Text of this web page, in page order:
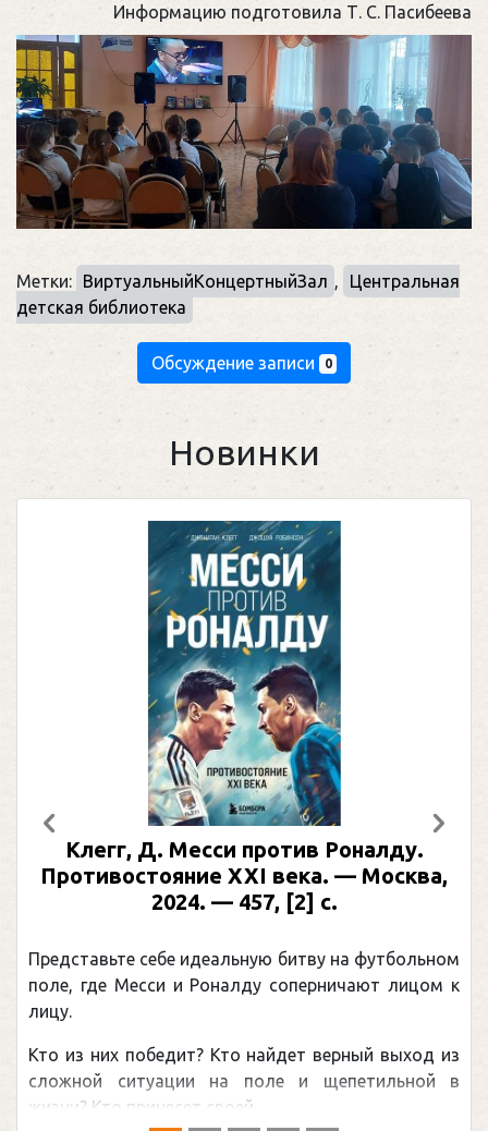
Информацию подготовила Т. С. Пасибеева
Метки: ВиртуальныйКонцертныйЗал ,
Центральная
детская библиотека
Обсуждение записи 0
Новинки
Клегг, Д. Месси против Роналду.
Противостояние XXI века. — Москва,
2024. — 457, [2] с.
Представьте себе идеальную битву на футбольном
поле, где Месси и Роналду соперничают лицом к
лицу.
Кто из них победит? Кто найдет верный выход из
сложной ситуации на поле и щепетильной в
жизни? Кто принесет своей ...
Предыдущий